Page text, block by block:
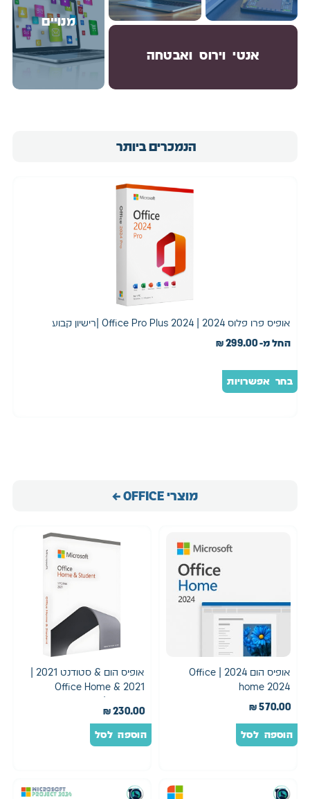
מנויים
אנטי וירוס ואבטחה
הנמכרים ביותר
אופיס פרו פלוס 2024 | 2024 Office Pro Plus |רישיון קבוע
החל מ-
₪299.00
בחר אפשרויות
מוצרי OFFICE ←
אופיס הום 2024 | Office
home 2024
₪570.00
הוספה לסל
2021 Office Home &
להעברה₪230.00
הוספה לסל